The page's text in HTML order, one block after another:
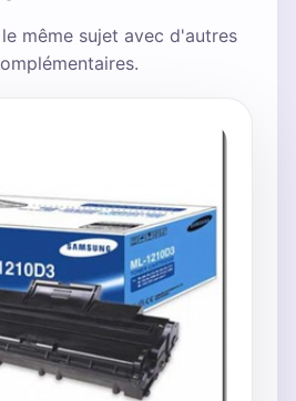
même sujet avec d'autres